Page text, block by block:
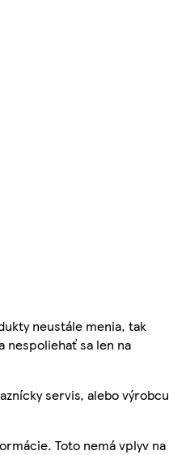
neustále menia, tak
nespoliehať sa len na
servis, alebo výrobcu
Toto nemá vplyv na